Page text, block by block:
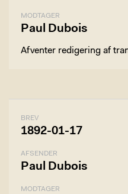
MODTAGER
Paul Dubois
Afventer redigering af
BREV
1892-01-17
AFSENDER
Paul Dubois
MODTAGER